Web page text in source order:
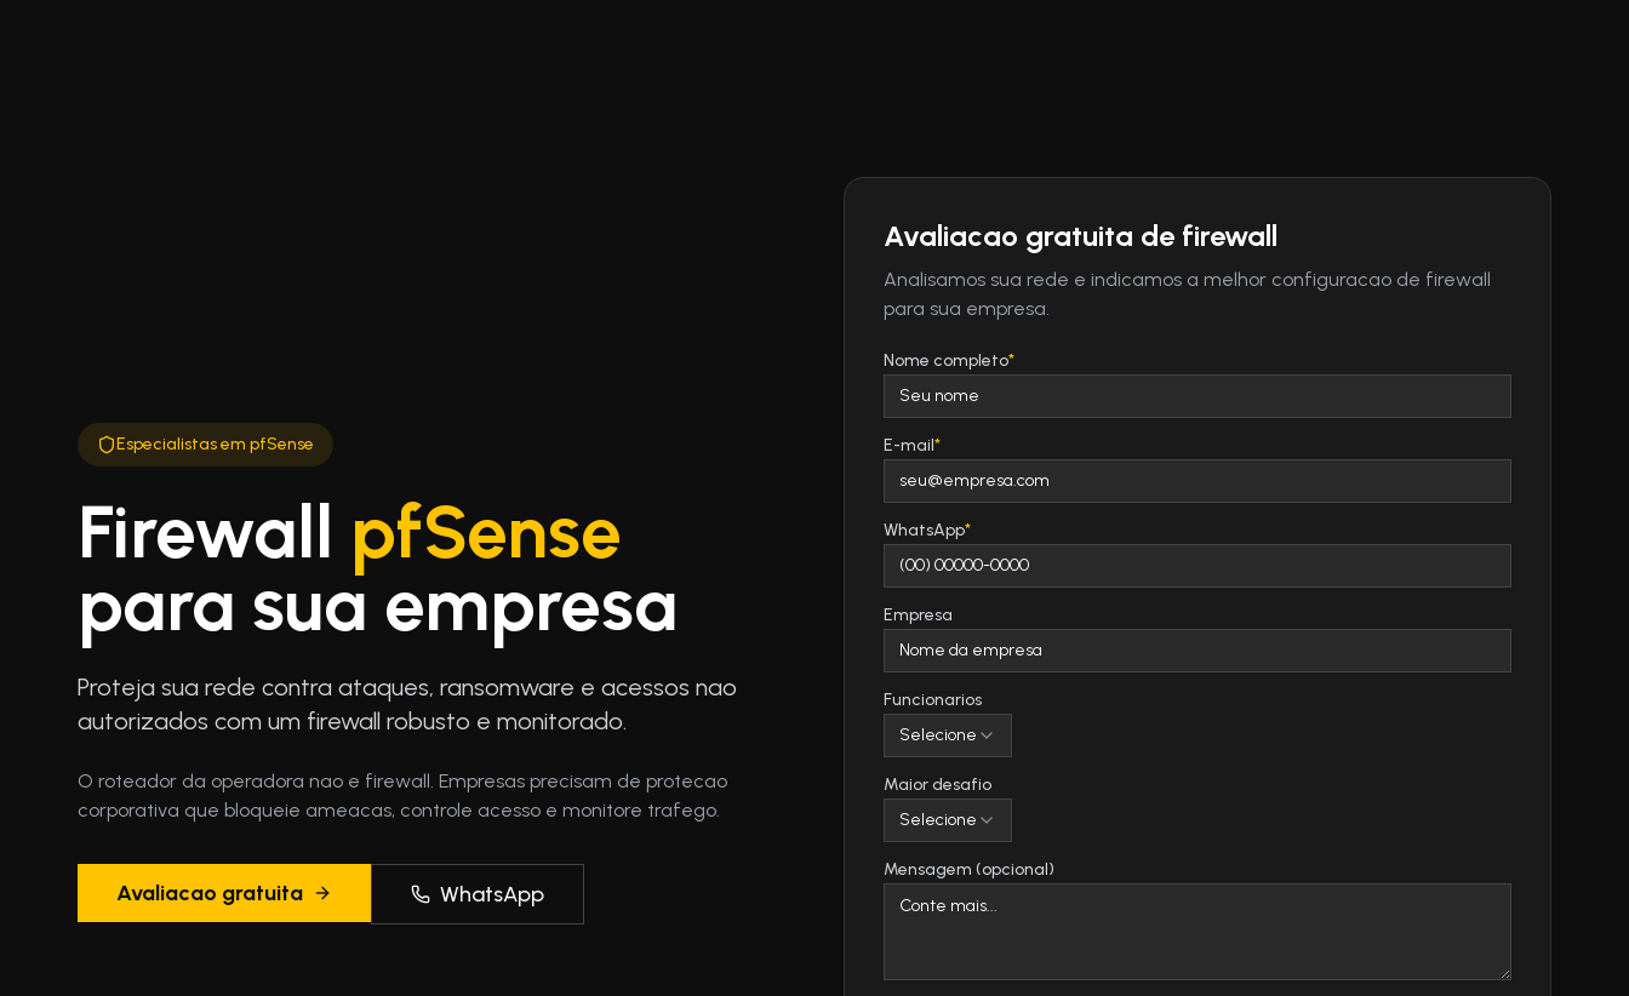
Especialistas em pfSense
Firewall pfSense
para sua empresa
Proteja sua rede contra ataques, ransomware e acessos nao
autorizados com um firewall robusto e monitorado.
O roteador da operadora nao e firewall. Empresas precisam de protecao
corporativa que bloqueie ameacas, controle acesso e monitore trafego.
Avaliacao gratuita WhatsApp
Avaliacao gratuita de firewall
Analisamos sua rede e indicamos a melhor configuracao de firewall
para sua empresa.
Nome completo*
E-mail*
WhatsApp*
Empresa
Funcionarios
Selecione
Maior desafio
Selecione
Mensagem (opcional)